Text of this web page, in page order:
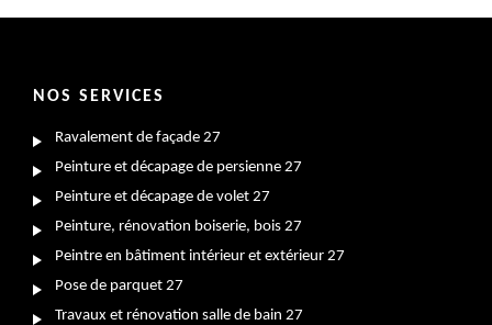
NOS SERVICES
Ravalement de façade 27
Peinture et décapage de persienne 27
Peinture et décapage de volet 27
Peinture, rénovation boiserie, bois 27
Peintre en bâtiment intérieur et extérieur 27
Pose de parquet 27
Travaux et rénovation salle de bain 27